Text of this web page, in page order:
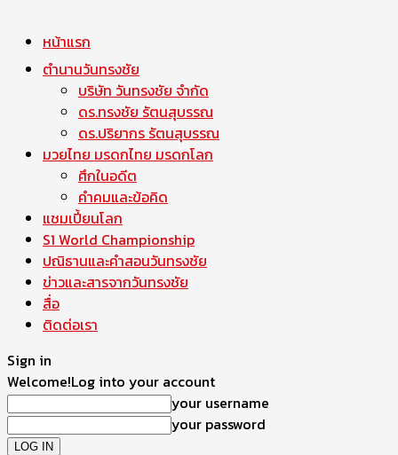
หน้าแรก
ตำนานวันทรงชัย
บริษัท วันทรงชัย จำกัด
ดร.ทรงชัย รัตนสุบรรณ
ดร.ปริยากร รัตนสุบรรณ
มวยไทย มรดกไทย มรดกโลก
ศึกในอดีต
คำคมและข้อคิด
แชมเปี้ยนโลก
S1 World Championship
ปณิธานและคำสอนวันทรงชัย
ข่าวและสารจากวันทรงชัย
สื่อ
ติดต่อเรา
Sign in
Welcome!Log into your account
your username
your password